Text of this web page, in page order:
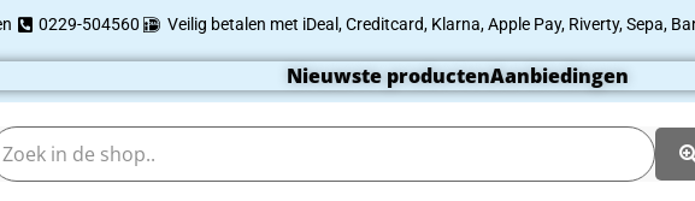
0229-504560 Veilig betalen met iDeal, Creditcard, Klarna, Apple Pay, Riverty, Sepa,
Nieuwste productenAanbiedingen